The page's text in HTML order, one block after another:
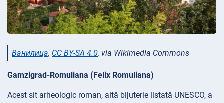
Ванилица, CC BY-SA 4.0, via Wikimedia Commons
Gamzigrad-Romuliana (Felix Romuliana)
Acest sit arheologic roman, altă bijuterie listată UNESCO, a